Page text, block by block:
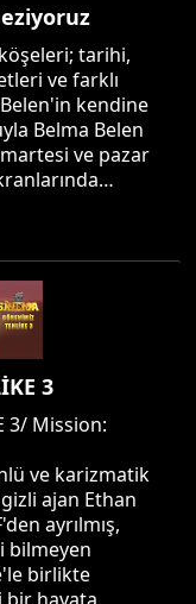
tarihi,
ve farklı
kendine
Belma Belen
ve pazar
3
3/ Mission:
ve karizmatik
ajan Ethan
ayrılmış,
bilmeyen
birlikte